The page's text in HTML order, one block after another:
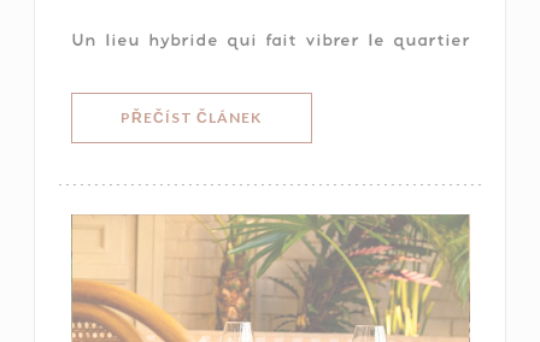
Un lieu hybride qui fait vibrer le quartier
PŘEČÍST ČLÁNEK